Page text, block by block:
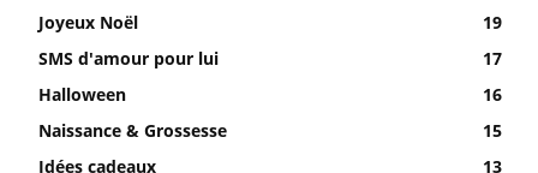
Joyeux Noël
19
SMS d'amour pour lui
17
Halloween
16
Naissance & Grossesse
15
Idées cadeaux
13